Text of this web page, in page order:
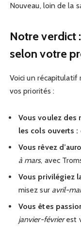
Nouveau, loin de la
Notre verdict
selon votre
Voici un
vos priorités :
Vous voulez des
les cols ouverts :
Vous rêvez
à mars, avec
Vous privilégiez
misez sur avril-
Vous êtes
janvier-févrierest